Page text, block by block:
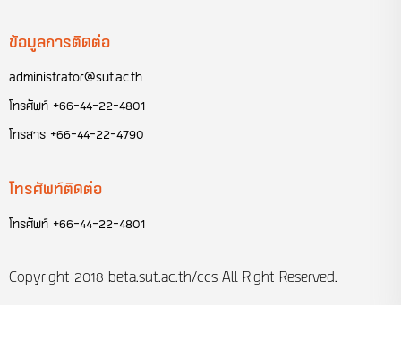
ข้อมูลการติดต่อ
administrator@sut.ac.th
โทรศัพท์ +66-44-22-4801
โทรสาร +66-44-22-4790
โทรศัพท์ติดต่อ
โทรศัพท์ +66-44-22-4801
Copyright 2018 beta.sut.ac.th/ccs All Right Reserved.